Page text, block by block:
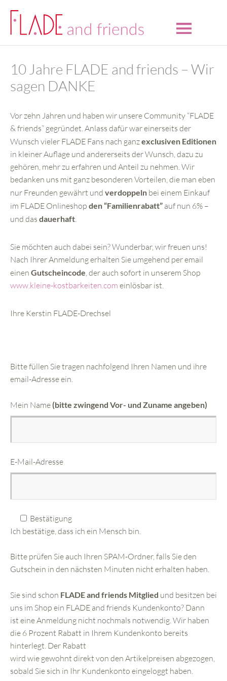
10 Jahre FLADE and friends – Wir
sagen DANKE
Vor zehn Jahren und haben wir unsere Community “FLADE
& friends” gegründet. Anlass dafür war einerseits der
Wunsch vieler FLADE Fans nach ganzexclusiven Editionen
in kleiner Auflage und andererseits der Wunsch, dazu zu
gehören, mehr zu erfahren und Anteil zu nehmen. Wir
bedanken uns mit ganz besonderen Vorteilen, die man eben
nur Freunden gewährt und verdoppeln bei einem Einkauf
im FLADE Onlineshop den “Familienrabatt” auf nun 6% –
und das dauerhaft.
Sie möchten auch dabei sein? Wunderbar, wir freuen uns!
Nach Ihrer Anmeldung erhalten Sie umgehend per email
einen Gutscheincode, der auch sofort in unserem Shop
www.kleine-kostbarkeiten.com einlösbar ist.
Ihre Kerstin FLADE-Drechsel
Bitte füllen Sie tragen nachfolgend Ihren Namen und ihre
email-Adresse ein.
Mein Name (bitte zwingend Vor- und Zuname angeben)
E-Mail-Adresse
Bestätigung
Ich bestätige, dass ich ein Mensch bin.
Bitte prüfen Sie auch Ihren SPAM-Ordner, falls Sie den
Gutschein in den nächsten Minuten nicht erhalten haben.
Sie sind schon FLADE and friends Mitglied und besitzen bei
uns im Shop ein FLADE and friends Kundenkonto? Dann
ist eine Anmeldung nicht nochmals notwendig. Wir haben
die 6 Prozent Rabatt in Ihrem Kundenkonto bereits
hinterlegt. Der Rabatt
wird wie gewohnt direkt von den Artikelpreisen abgezogen,
sobald Sie sich in Ihr Kundenkonto eingeloggt haben.